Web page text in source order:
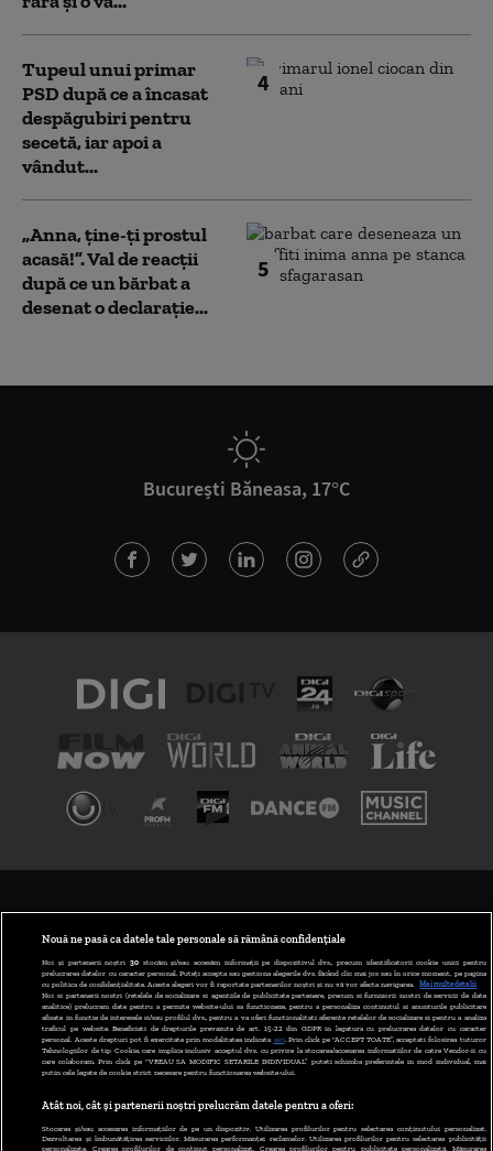
4
Tupeul unui primar
PSD după ce a încasat
despăgubiri pentru
secetă, iar apoi a
vândut...
5
„Anna, ţine-ţi prostul
acasă!”. Val de reacții
după ce un bărbat a
desenat o declarație...
București Băneasa, 17°C
ABONARE DIGI TV
GESTIONAȚI PREFERINȚELE
CODUL DIGI24
CAMERE WEB
CONTACT/INFO
Nouă ne pasă ca datele tale personale să rămână confidențiale
Noi și partenerii noștri 30stocăm și/sau accesăm informații pe dispozitivul dvs., precum identificatorii cookie unici pentru
prelucrarea datelor cu caracter personal. Puteți accepta sau gestiona alegerile dvs. făcând clic mai jos sau în orice moment, pe pagina
cu politica de confidențialitate. Aceste alegeri vor fi raportate partenerilor noștri și nu vă vor afecta navigarea.
Mai multe detalii
Noi si partenerii nostri (retelele de socializare si agentiile de publicitate partenere, precum si furnizorii nostri de servicii de date
analitice) prelucram date pentru a permite website-ului sa functioneze, pentru a personaliza continutul si anunturile publicitare
afisate in functie de interesele si/sau profilul dvs., pentru a va oferi functionalitati aferente retelelor de socializare si pentru a analiza
traficul pe website. Beneficiati de drepturile prevazute de art. 15-22 din GDPR in legatura cu prelucrarea datelor cu caracter
personal. Aceste drepturi pot fi exercitate prin modalitatea indicata aici. Prin click pe “ACCEPT TOATE”, acceptati folosirea tuturor
Tehnologiilor de tip Cookie, care implica inclusiv acceptul dvs. cu privire la stocarea/accesarea informatiilor de catre Vendor-ii cu
care colaboram. Prin click pe “VREAU SA MODIFIC SETARILE INDIVIDUAL” puteti schimba preferintele in mod individual, mai
putin cele legate de cookie strict necesare pentru functionarea website-ului.
Atât noi, cât și partenerii noștri prelucrăm datele pentru a oferi:
Stocarea și/sau accesarea informațiilor de pe un dispozitiv. Utilizarea profilurilor pentru selectarea conținutului personalizat.
Dezvoltarea și îmbunătățirea serviciilor. Măsurarea performanței reclamelor. Utilizarea profilurilor pentru selectarea publicității
personalizate. Crearea profilurilor de conținut personalizat. Crearea profilurilor pentru publicitate personalizată. Măsurarea